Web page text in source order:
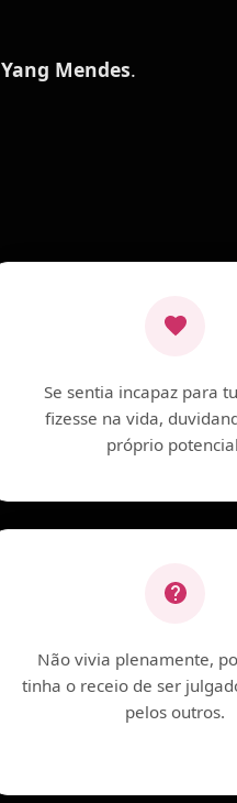
Yang Mendes.
Se sentia incapaz para
fizesse na vida,
próprio
Não vivia plenamente,
tinha o receio de ser
pelos outros.